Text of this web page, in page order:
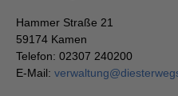
Hammer Straße 21
59174 Kamen
Telefon: 02307 240200
E-Mail: verwaltung@